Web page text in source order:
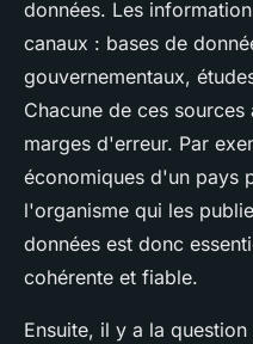
données. Les
canaux : bases de
gouvernementaux,
Chacune de ces
marges d'erreur. Par
économiques d'un pays
l'organisme qui les
données est donc
cohérente et fiable.
Ensuite, il y a la question